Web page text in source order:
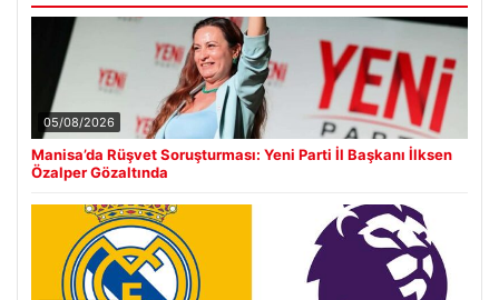
05/08/2026
Manisa’da Rüşvet Soruşturması: Yeni Parti İl Başkanı İlksen
Özalper Gözaltında